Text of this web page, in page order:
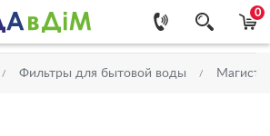
0
Фильтры для бытовой воды